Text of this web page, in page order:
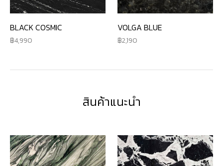
BLACK COSMIC
4,990
VOLGA BLUE
2,190
สินค้าแนะนำ